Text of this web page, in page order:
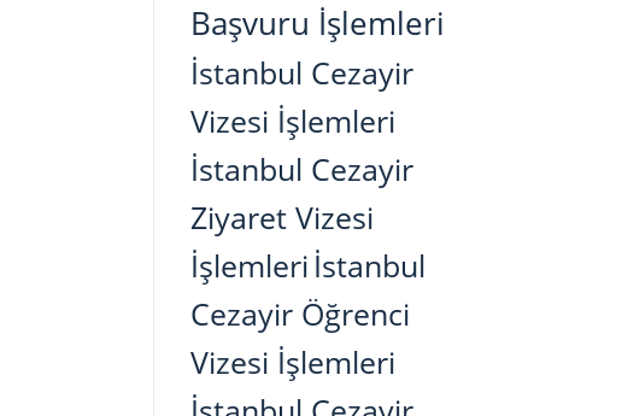
Başvuru İşlemleri
İstanbul Cezayir
Vizesi İşlemleri
İstanbul Cezayir
Ziyaret Vizesi
İşlemleri İstanbul
Cezayir Öğrenci
Vizesi İşlemleri